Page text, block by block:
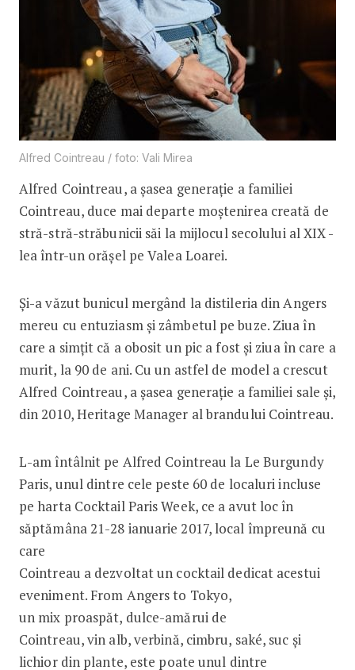
Alfred Cointreau / foto: Vali Mirea
Alfred Cointreau, a șasea generație a familiei
Cointreau, duce mai departe moștenirea creată de
stră-stră-străbunicii săi la mijlocul secolului al XIX -
lea într-un orășel pe Valea Loarei.
Și-a văzut bunicul mergând la distileria din Angers
mereu cu entuziasm și zâmbe­tul pe buze. Ziua în
care a simțit că a obosit un pic a fost și ziua în care a
murit, la 90 de ani. Cu un astfel de model a crescut
Alfred Cointreau, a șasea generație a familiei sale și,
din 2010, Heritage Manager al brandului Cointreau.
L-am întâlnit pe Alfred Cointreau la Le Burgundy
Paris, unul dintre cele peste 60 de localuri incluse
pe harta Cocktail Paris Week, ce a avut loc în
săptămâna 21-28 ianuarie 2017, local împreună cu
care
Cointreau a dezvoltat un cocktail dedicat acestui
eveniment. From Angers to Tokyo,
un mix proaspăt, dulce-amărui de
Cointreau, vin alb, verbină, cimbru, saké, suc și
lichior din plante, este poate unul dintre